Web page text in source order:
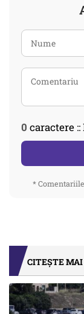
0 caractere
*
CITEȘTE